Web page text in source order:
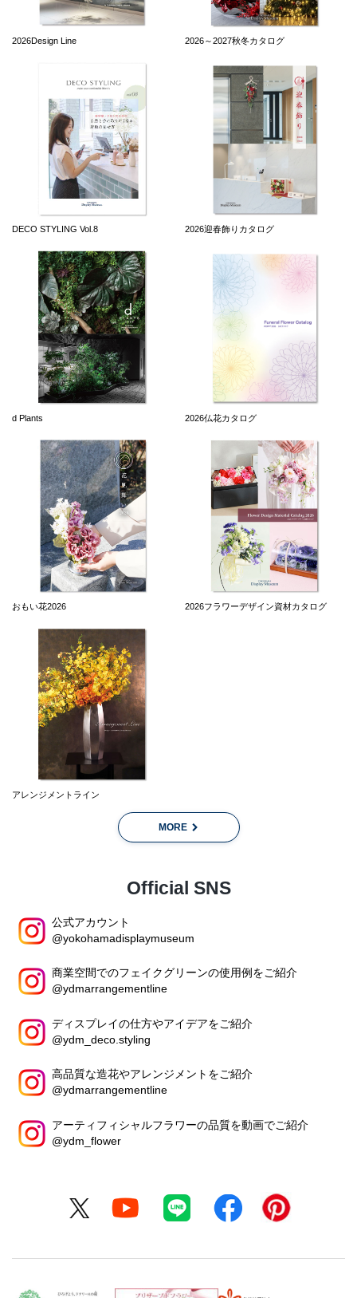
2026Design Line 2026～2027秋冬カタログ
DECO STYLING Vol.8 2026迎春飾りカタログ
d Plants 2026仏花カタログ
おもい花2026 2026フラワーデザイン資材カタログ
アレンジメントライン
MORE
Official SNS
公式アカウント
@yokohamadisplaymuseum
商業空間でのフェイクグリーンの使用例をご紹介
@ydmarrangementline
ディスプレイの仕方やアイデアをご紹介
@ydm_deco.styling
高品質な造花やアレンジメントをご紹介
@ydmarrangementline
アーティフィシャルフラワーの品質を動画でご紹介
@ydm_flower